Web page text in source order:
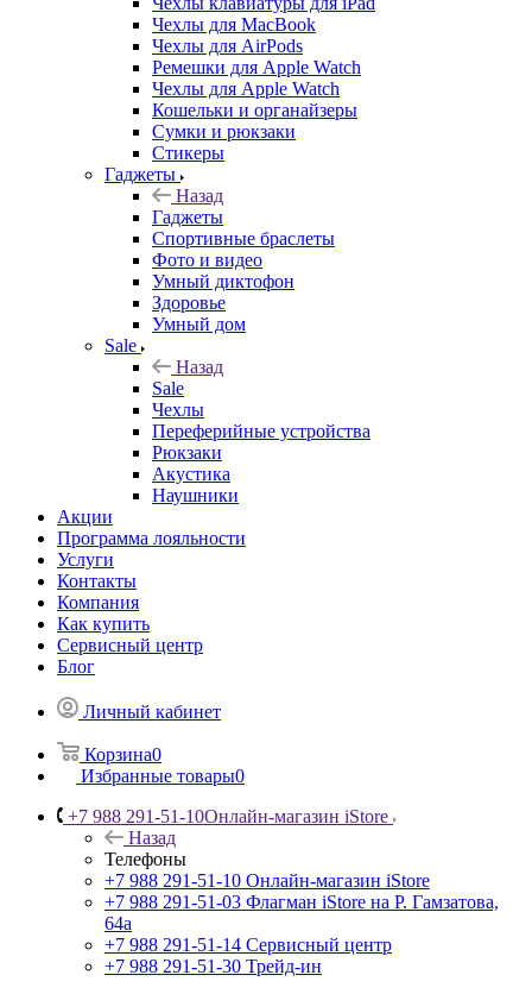
Чехлы для MacBook
Чехлы для AirPods
Ремешки для Apple Watch
Чехлы для Apple Watch
Кошельки и органайзеры
Сумки и рюкзаки
Стикеры
Гаджеты
Назад
Гаджеты
Спортивные браслеты
Фото и видео
Умный диктофон
Здоровье
Умный дом
Sale
Назад
Sale
Чехлы
Переферийные устройства
Рюкзаки
Акустика
Наушники
Акции
Программа лояльности
Услуги
Контакты
Компания
Как купить
Сервисный центр
Блог
Личный кабинет
Корзина0
Избранные товары0
+7 988 291-51-10Онлайн-магазин iStore
Назад
Телефоны
+7 988 291-51-10 Онлайн-магазин iStore
+7 988 291-51-03 Флагман iStore на Р. Гамзатова,
64а
+7 988 291-51-14 Сервисный центр
+7 988 291-51-30 Трейд-ин